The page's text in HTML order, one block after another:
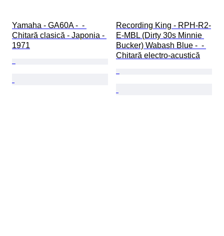
Yamaha - GA60A -  -
Chitară clasică - Japonia -
1971
Recording King - RPH-R2-
E-MBL (Dirty 30s Minnie
Bucker) Wabash Blue -  -
Chitară electro-acustică